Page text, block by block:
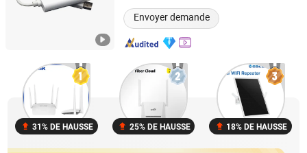
Envoyer demande
31% DE HAUSSE 25% DE HAUSSE 18% DE HAUSSE